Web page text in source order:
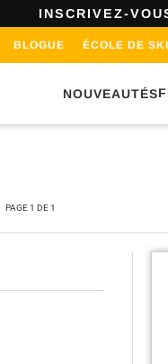
INSCRIVEZ-
BLOGUE ÉCOLE DE
NOUVEAUTÉS
PAGE 1 DE 1